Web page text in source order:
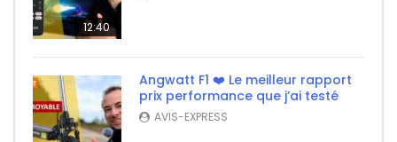
12:40
Angwatt F1 ❤️ Le meilleur rapport
prix performance que j’ai testé
AVIS-EXPRESS